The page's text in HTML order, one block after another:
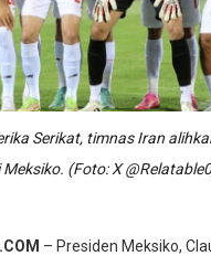
Serikat, timnas Iran
(Foto: X
– Presiden Meksiko,